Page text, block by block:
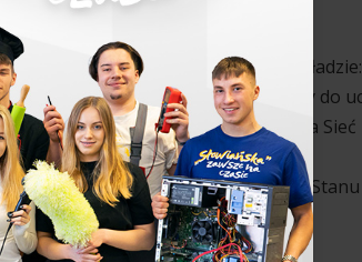
2023”, którą zobyła drużyna w
Dylak. Konkurs ten był skierowany do
ESA była Naukowa i Akademicka Sieć
Sieć Antysmogowa (ESA).
– Sekretarza Stanu